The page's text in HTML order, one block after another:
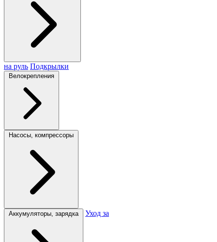
на руль Подкрылки
Велокрепления
Насосы, компрессоры
Аккумуляторы, зарядка Уход за